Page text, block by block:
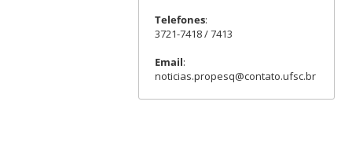
Telefones:
3721-7418 / 7413
Email:
noticias.propesq@contato.ufsc.br